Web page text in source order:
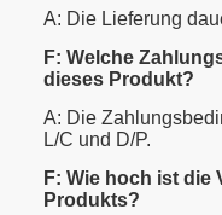
A: Die Lieferung
F: Welche
dieses Produkt?
A: Die
L/C und D/P.
F: Wie hoch ist
Produkts?